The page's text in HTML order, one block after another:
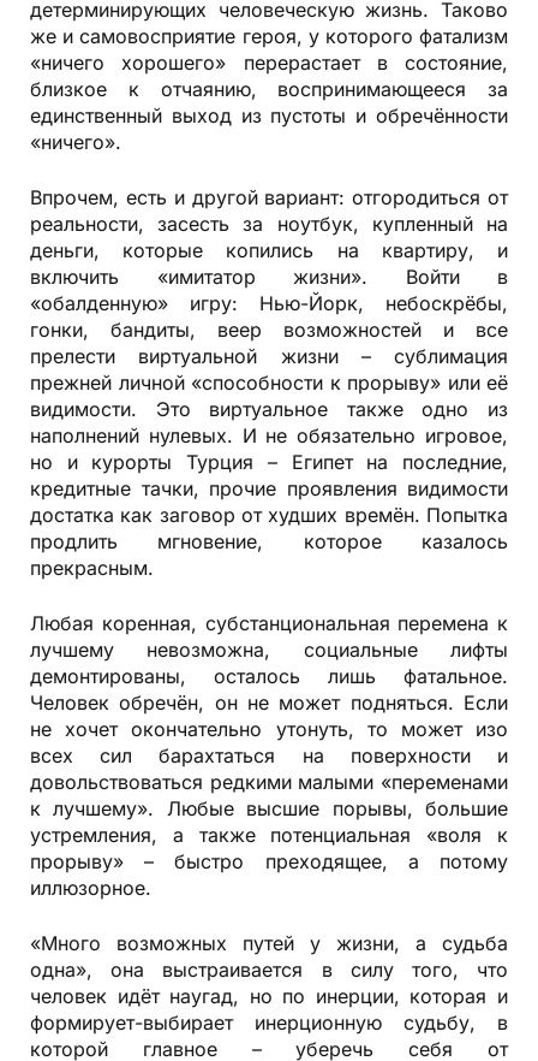
детерминирующих человеческую жизнь. Таково
же и самовосприятие героя, у которого фатализм
«ничего хорошего» перерастает в состояние,
близкое к отчаянию, воспринимающееся за
единственный выход из пустоты и обречённости
«ничего».
Впрочем, есть и другой вариант: отгородиться от
реальности, засесть за ноутбук, купленный на
деньги, которые копились на квартиру, и
включить «имитатор жизни». Войти в
«обалденную» игру: Нью-Йорк, небоскрёбы,
гонки, бандиты, веер возможностей и все
прелести виртуальной жизни – сублимация
прежней личной «способности к прорыву» или её
видимости. Это виртуальное также одно из
наполнений нулевых. И не обязательно игровое,
но и курорты Турция – Египет на последние,
кредитные тачки, прочие проявления видимости
достатка как заговор от худших времён. Попытка
продлить мгновение, которое казалось
прекрасным.
Любая коренная, субстанциональная перемена к
лучшему невозможна, социальные лифты
демонтированы, осталось лишь фатальное.
Человек обречён, он не может подняться. Если
не хочет окончательно утонуть, то может изо
всех сил барахтаться на поверхности и
довольствоваться редкими малыми «переменами
к лучшему». Любые высшие порывы, большие
устремления, а также потенциальная «воля к
прорыву» – быстро преходящее, а потому
иллюзорное.
«Много возможных путей у жизни, а судьба
одна», она выстраивается в силу того, что
человек идёт наугад, но по инерции, которая и
формирует-выбирает инерционную судьбу, в
которой главное – уберечь себя от